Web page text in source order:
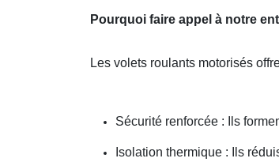
Pourquoi faire appel à notre
Les volets roulants motorisés
Sécurité renforcée : Ils
Isolation thermique : Ils